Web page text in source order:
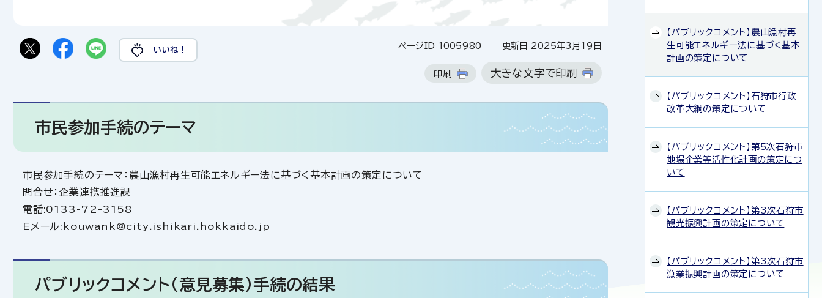
いいね！ ページID 1005980 更新日 2025年3月19日
印刷 大きな文字で印刷
市民参加手続のテーマ
市民参加手続のテーマ：農山漁村再生可能エネルギー法に基づく基本計画の策定について
問合せ：企業連携推進課
電話:0133-72-3158
Eメール:kouwank@city.ishikari.hokkaido.jp
パブリックコメント（意見募集）手続の結果
【パブリックコメント】農山漁村再
生可能エネルギー法に基づく基本
計画の策定について
【パブリックコメント】石狩市行政
改革大綱の策定について
【パブリックコメント】第5次石狩市
地場企業等活性化計画の策定につ
いて
【パブリックコメント】第3次石狩市
観光振興計画の策定について
【パブリックコメント】第3次石狩市
漁業振興計画の策定について